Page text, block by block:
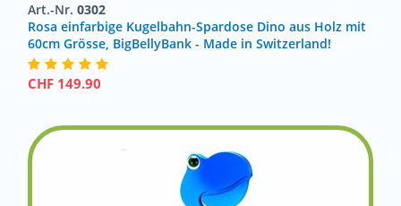
Art.-Nr. 0302
Rosa einfarbige Kugelbahn-Spardose Dino aus Holz mit
60cm Grösse, BigBellyBank - Made in Switzerland!
CHF 149.90